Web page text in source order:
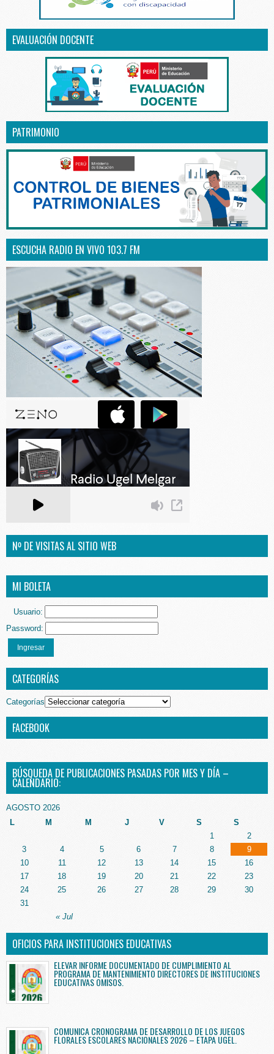
EVALUACIÓN DOCENTE
PATRIMONIO
ESCUCHA RADIO EN VIVO 103.7 FM
Nº DE VISITAS AL SITIO WEB
MI BOLETA
Usuario:
Password:
Ingresar
CATEGORÍAS
Categorías
FACEBOOK
BÚSQUEDA DE PUBLICACIONES PASADAS POR MES Y DÍA –
CALENDARIO:
AGOSTO 2026
L
M M J V S S
« Jul
1
2
3
4 5 6 7 8
9
10
11 12 13 14 15
16
17
18 19 20 21 22
23
24
25 26 27 28 29
30
31
OFICIOS PARA INSTITUCIONES EDUCATIVAS
ELEVAR INFORME DOCUMENTADO DE CUMPLIMIENTO AL
PROGRAMA DE MANTENIMIENTO DIRECTORES DE INSTITUCIONES
EDUCATIVAS OMISOS.
COMUNICA CRONOGRAMA DE DESARROLLO DE LOS JUEGOS
FLORALES ESCOLARES NACIONALES 2026 – ETAPA UGEL.